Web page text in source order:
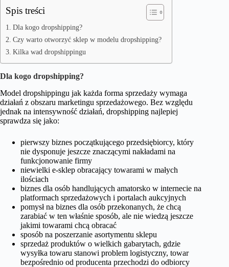
Spis treści
Dla kogo dropshipping?
Czy warto otworzyć sklep w modelu dropshipping?
Kilka wad dropshippingu
Dla kogo dropshipping?
Model dropshippingu jak każda forma sprzedaży wymaga
działań z obszaru marketingu sprzedażowego. Bez względu
jednak na intensywność działań, dropshipping najlepiej
sprawdza się jako:
pierwszy biznes początkującego przedsiębiorcy, który
nie dysponuje jeszcze znaczącymi nakładami na
funkcjonowanie firmy
niewielki e-sklep obracający towarami w małych
ilościach
biznes dla osób handlujących amatorsko w internecie na
platformach sprzedażowych i portalach aukcyjnych
pomysł na biznes dla osób przekonanych, że chcą
zarabiać w ten właśnie sposób, ale nie wiedzą jeszcze
jakimi towarami chcą obracać
sposób na poszerzanie asortymentu sklepu
sprzedaż produktów o wielkich gabarytach, gdzie
wysyłka towaru stanowi problem logistyczny, towar
bezpośrednio od producenta przechodzi do odbiorcy